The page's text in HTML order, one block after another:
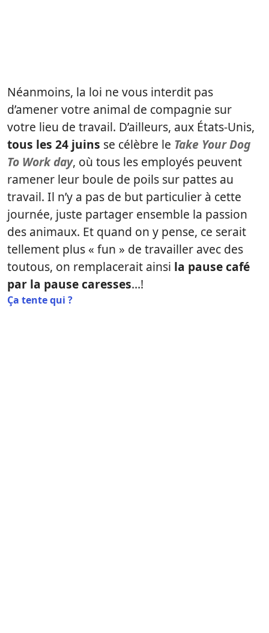
Néanmoins, la loi ne vous interdit pas
d’amener votre animal de compagnie sur
votre lieu de travail. D’ailleurs, aux États-Unis,
tous les 24 juins se célèbre le Take Your Dog
To Work day, où tous les employés peuvent
ramener leur boule de poils sur pattes au
travail. Il n’y a pas de but particulier à cette
journée, juste partager ensemble la passion
des animaux. Et quand on y pense, ce serait
tellement plus « fun » de travailler avec des
toutous, on remplacerait ainsi la pause café
par la pause caresses…!
Ça tente qui ?